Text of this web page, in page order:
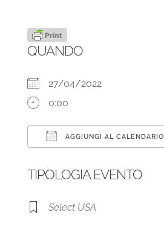
QUANDO
27/04/2022
0:00
AGGIUNGI AL CALENDARIO
TIPOLOGIA EVENTO
Select USA